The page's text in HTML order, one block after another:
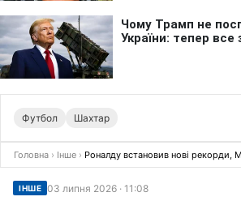
Футбол Шахтар
Головна › Інше › Роналду встановив нові рекорди,
ІНШЕ 03 липня 2026 · 11:08